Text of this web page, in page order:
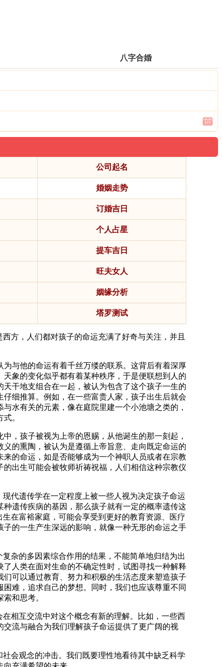
八字合婚
公司起名
婚姻走势
订婚吉日
个人占星
提车吉日
旺夫女人
姻缘分析
塔罗测试
方，人们都对孩子的命运充满了好奇与关注，并且
与他的命运有着千丝万缕的联系。这背后有着深厚
象的变化似乎都有着某种秩序，于是便联想到人的
干地支组合在一起，被认为包含了这个孩子一生的
细推算。例如，在一些富贵人家，孩子出生后就会
水有关的元素，像在庭院里建一个小池塘之类的，
。
，孩子被视为上帝的恩赐，从他诞生的那一刻起，
的熏陶，被认为是遵循上帝旨意、走向既定命运的
的命运，如是否能够成为一个神职人员或者在宗教
出生可能会被牧师祈祷祝福，人们相信这种宗教仪
代遗传学在一定程度上被一些人视为决定孩子命运
遗传疾病的基因，那么孩子就有一定的概率遗传这
在富裕家庭，可能会享受到更好的教育资源、医疗
的一生产生深远的影响，就像一种无形的命运之手
杂的多因素综合作用的结果，不能简单地归结为出
人类在面对生命的不确定性时，试图寻找一种解释
可以通过教育、努力和积极的生活态度来塑造孩子
难，追求自己的梦想。同时，我们也应该尊重不同
和思考。
相互交流中对这个概念有新的理解。比如，一些西
流与融合为我们理解孩子命运提供了更广阔的视
会观念的冲击。我们既要理性地看待其中缺乏科学